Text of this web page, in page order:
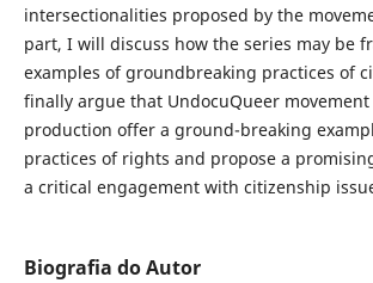
intersectionalities proposed by the
part, I will discuss how the series may be
examples of groundbreaking practices of
finally argue that UndocuQueer
production offer a ground-breaking
practices of rights and propose a
a critical engagement with citizenship
Biografia do Autor